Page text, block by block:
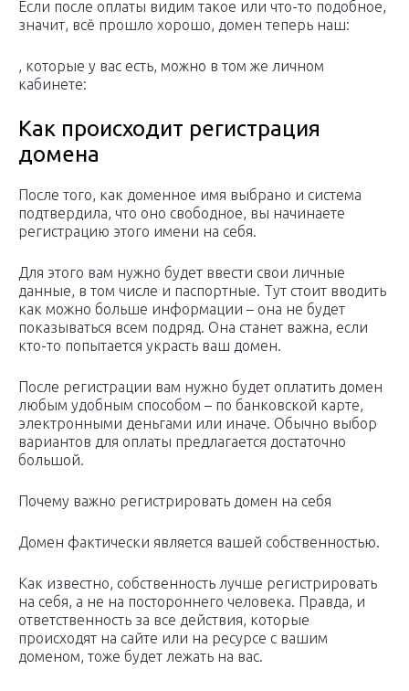
Если после оплаты видим такое или что-то подобное,
значит, всё прошло хорошо, домен теперь наш:
, которые у вас есть, можно в том же личном
кабинете:
Как происходит регистрация
домена
После того, как доменное имя выбрано и система
подтвердила, что оно свободное, вы начинаете
регистрацию этого имени на себя.
Для этого вам нужно будет ввести свои личные
данные, в том числе и паспортные. Тут стоит вводить
как можно больше информации – она не будет
показываться всем подряд. Она станет важна, если
кто-то попытается украсть ваш домен.
После регистрации вам нужно будет оплатить домен
любым удобным способом – по банковской карте,
электронными деньгами или иначе. Обычно выбор
вариантов для оплаты предлагается достаточно
большой.
Почему важно регистрировать домен на себя
Домен фактически является вашей собственностью.
Как известно, собственность лучше регистрировать
на себя, а не на постороннего человека. Правда, и
ответственность за все действия, которые
происходят на сайте или на ресурсе с вашим
доменом, тоже будет лежать на вас.